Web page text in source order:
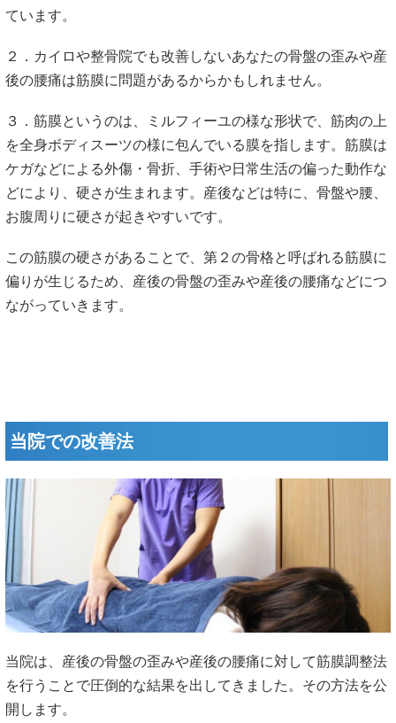
ています。
２．カイロや整骨院でも改善しないあなたの骨盤の歪みや産
後の腰痛は筋膜に問題があるからかもしれません。
３．筋膜というのは、ミルフィーユの様な形状で、筋肉の上
を全身ボディスーツの様に包んでいる膜を指します。筋膜は
ケガなどによる外傷・骨折、手術や日常生活の偏った動作な
どにより、硬さが生まれます。産後などは特に、骨盤や腰、
お腹周りに硬さが起きやすいです。
この筋膜の硬さがあることで、第２の骨格と呼ばれる筋膜に
偏りが生じるため、産後の骨盤の歪みや産後の腰痛などにつ
ながっていきます。
当院での改善法
当院は、産後の骨盤の歪みや産後の腰痛に対して筋膜調整法
を行うことで圧倒的な結果を出してきました。その方法を公
開します。